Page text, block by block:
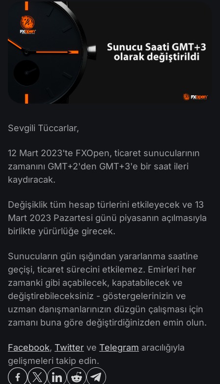
Hisseleri
ETF
MT5
Karşılaştırma
Android FXOpen App
FIX API
Haberler ve Analizler
Temettü Takvimi
Yardım Merkezi
CFD Yatırımı Nedir?
ECN Yatırımı Nedir?
Forex Brokerı nedir?
Şirket Haberleri
Neden Biz
Sevgili Tüccarlar,
12 Mart 2023'te FXOpen, ticaret sunucularının
zamanını GMT+2'den GMT+3'e bir saat ileri
kaydıracak.
Değişiklik tüm hesap türlerini etkileyecek ve 13
Mart 2023 Pazartesi günü piyasanın açılmasıyla
birlikte yürürlüğe girecek.
Sunucuların gün ışığından yararlanma saatine
geçişi, ticaret sürecini etkilemez. Emirleri her
zamanki gibi açabilecek, kapatabilecek ve
değiştirebileceksiniz - göstergelerinizin ve
uzman danışmanlarınızın düzgün çalışması için
zamanı buna göre değiştirdiğinizden emin olun.
Facebook, Twitter ve Telegram aracılığıyla
gelişmeleri takip edin.